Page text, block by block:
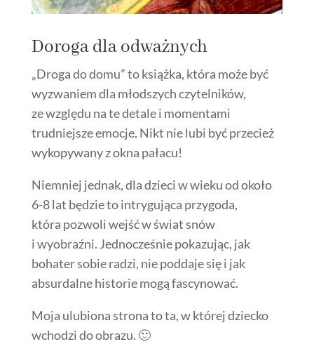
Doroga dla odważnych
„Droga do domu” to książka, która może być
wyzwaniem dla młodszych czytelników,
ze względu na te detale i momentami
trudniejsze emocje. Nikt nie lubi być przecież
wykopywany z okna pałacu!
Niemniej jednak, dla dzieci w wieku od około
6-8 lat będzie to intrygująca przygoda,
która pozwoli wejść w świat snów
i wyobraźni. Jednocześnie pokazując, jak
bohater sobie radzi, nie poddaje się i jak
absurdalne historie mogą fascynować.
Moja ulubiona strona to ta, w której dziecko
wchodzi do obrazu. 🙂